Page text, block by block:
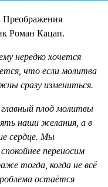
Роман Кацап.
нередко хочется
что если молитва
сразу измениться.
плод молитвы
наши желания, а в
сердце. Мы
переносим
тогда, когда не всё
остаётся